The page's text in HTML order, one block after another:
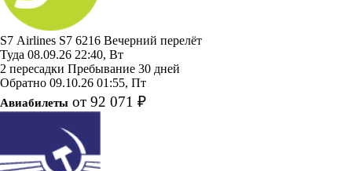
S7 Airlines S7 6216 Вечерний перелёт
Туда 08.09.26 22:40, Вт
2 пересадки Пребывание 30 дней
Обратно 09.10.26 01:55, Пт
Авиабилеты от 92 071 ₽